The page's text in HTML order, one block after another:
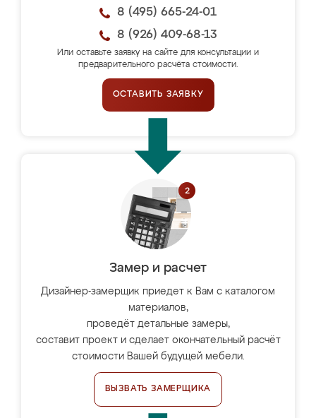
8 (495) 665-24-01
8 (926) 409-68-13
Или оставьте заявку на сайте для консультации и
предварительного расчёта стоимости.
ОСТАВИТЬ ЗАЯВКУ
Замер и расчет
Дизайнер-замерщик приедет к Вам с каталогом
материалов,
проведёт детальные замеры,
составит проект и сделает окончательный расчёт
стоимости Вашей будущей мебели.
ВЫЗВАТЬ ЗАМЕРЩИКА